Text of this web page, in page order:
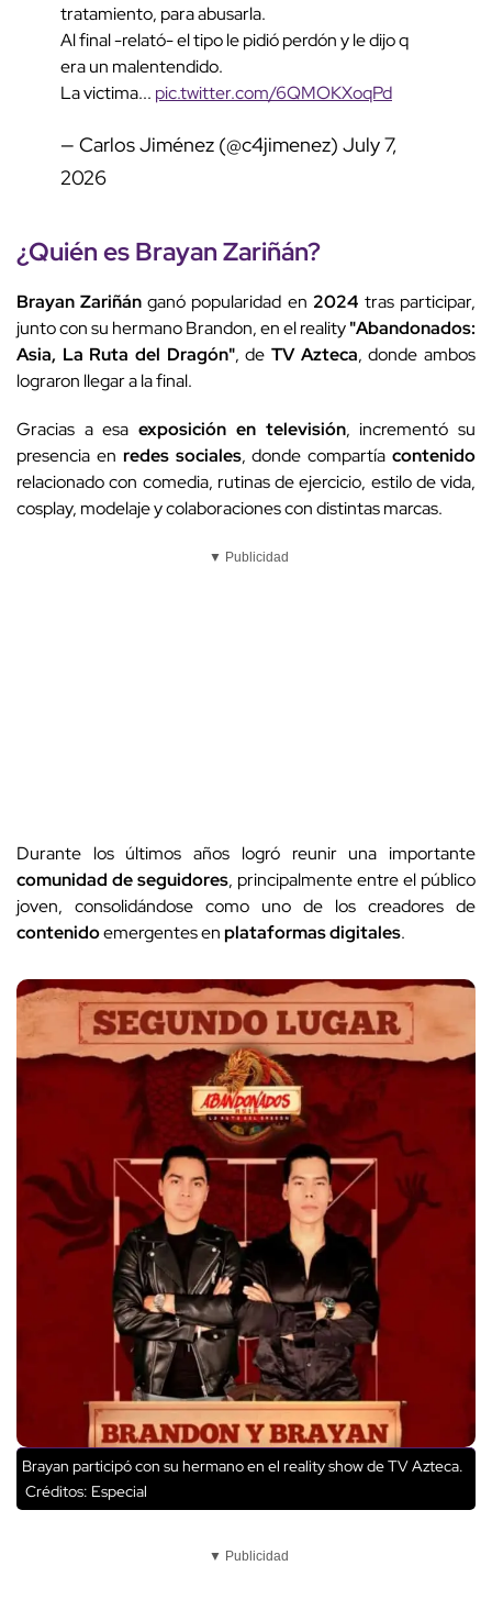
tratamiento, para abusarla.
Al final -relató- el tipo le pidió perdón y le dijo q
era un malentendido.
La victima... pic.twitter.com/6QMOKXoqPd
— Carlos Jiménez (@c4jimenez) July 7,
2026
¿Quién esBrayan Zariñán?
Brayan Zariñán ganó popularidad en 2024 tras participar,
junto con su hermano Brandon, en el reality"Abandonados:
Asia, La Ruta del Dragón", deTV Azteca, donde ambos
lograron llegar a la final.
Gracias a esaexposición en televisión, incrementó su
presencia en redes sociales, donde compartíacontenido
relacionado con comedia, rutinas de ejercicio, estilo de vida,
cosplay, modelaje y colaboraciones con distintas marcas.
▼ Publicidad
Durante los últimos años logró reunir una importante
comunidad de seguidores, principalmente entre el público
joven, consolidándose como uno de los creadores de
contenidoemergentes enplataformas digitales.
Brayan participó con su hermano en el reality show de TV Azteca.
Créditos: Especial
▼ Publicidad